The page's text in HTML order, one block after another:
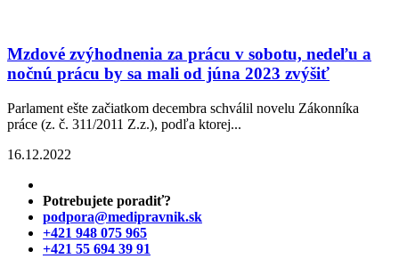
Mzdové zvýhodnenia za prácu v sobotu, nedeľu a
nočnú prácu by sa mali od júna 2023 zvýšiť
Parlament ešte začiatkom decembra schválil novelu Zákonníka
práce (z. č. 311/2011 Z.z.), podľa ktorej...
16.12.2022
Potrebujete poradiť?
podpora@medipravnik.sk
+421 948 075 965
+421 55 694 39 91